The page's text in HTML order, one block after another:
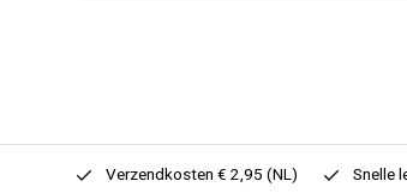
Verzendkosten € 2,95 (NL) Snelle